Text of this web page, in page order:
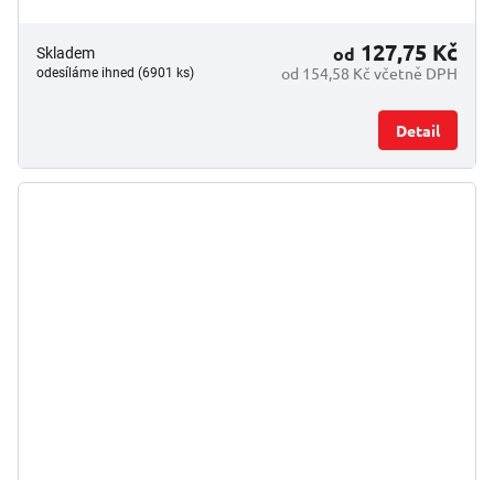
Skladem
odesíláme ihned (6901 ks) od 154,58 Kč včetně DPH
od 127,75 Kč
Detail